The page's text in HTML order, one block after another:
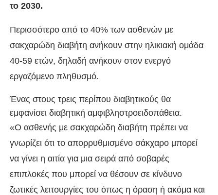
το 2030.
Περισσότερο από το 40% των ασθενών με
σακχαρώδη διαβήτη ανήκουν στην ηλικιακή ομάδα
40-59 ετών, δηλαδή ανήκουν στον ενεργό
εργαζόμενο πληθυσμό.
Ένας στους τρεις περίπου διαβητικούς θα
εμφανίσει διαβητική αμφιβληστροειδοπάθεια.
«Ο ασθενής με σακχαρώδη διαβήτη πρέπει να
γνωρίζει ότι το απορρυθμισμένο σάκχαρο μπορεί
να γίνει η αιτία για μια σειρά από σοβαρές
επιπλοκές που μπορεί να θέσουν σε κίνδυνο
ζωτικές λειτουργίες του όπως η όραση ή ακόμα και